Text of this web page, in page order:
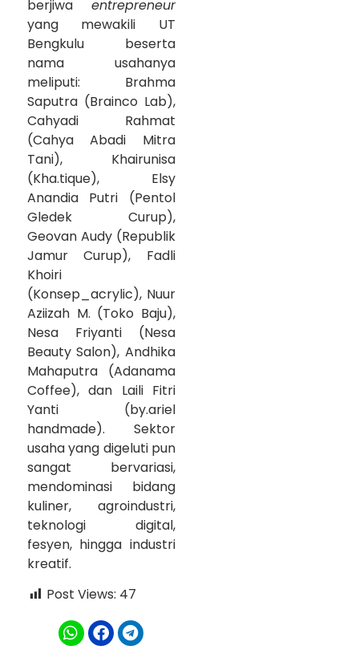
berjiwa entrepreneur
yang mewakili UT
Bengkulu beserta
nama usahanya
meliputi: Brahma
Saputra (Brainco Lab),
Cahyadi Rahmat
(Cahya Abadi Mitra
Tani), Khairunisa
(Kha.tique), Elsy
Anandia Putri (Pentol
Gledek Curup),
Geovan Audy (Republik
Jamur Curup), Fadli
Khoiri
(Konsep_acrylic), Nuur
Aziizah M. (Toko Baju),
Nesa Friyanti (Nesa
Beauty Salon), Andhika
Mahaputra (Adanama
Coffee), dan Laili Fitri
Yanti (by.ariel
handmade). Sektor
usaha yang digeluti pun
sangat bervariasi,
mendominasi bidang
kuliner, agroindustri,
teknologi digital,
fesyen, hingga industri
kreatif.
Post Views: 47